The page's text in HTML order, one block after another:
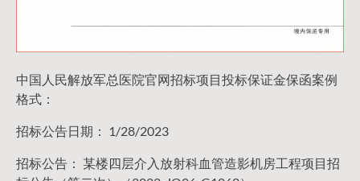
中国人民解放军总医院官网招标项目投标保证金保函案例
格式：
招标公告日期： 1/28/2023
招标公告： 某楼四层介入放射科血管造影机房工程项目招